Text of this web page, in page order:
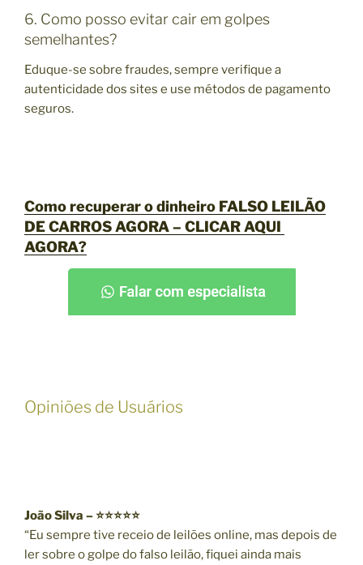
6. Como posso evitar cair em golpes
semelhantes?
Eduque-se sobre fraudes, sempre verifique a
autenticidade dos sites e use métodos de pagamento
seguros.
Como recuperar o dinheiro FALSO LEILÃO
DE CARROS AGORA – CLICAR AQUI
AGORA?
Opiniões de Usuários
João Silva – ⭐⭐⭐⭐⭐
“Eu sempre tive receio de leilões online, mas depois de
ler sobre o golpe do falso leilão, fiquei ainda mais